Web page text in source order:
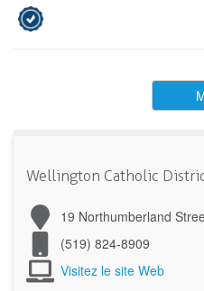
Wellington Catholic
19 Northumberland
(519) 824-8909
Visitez le site Web